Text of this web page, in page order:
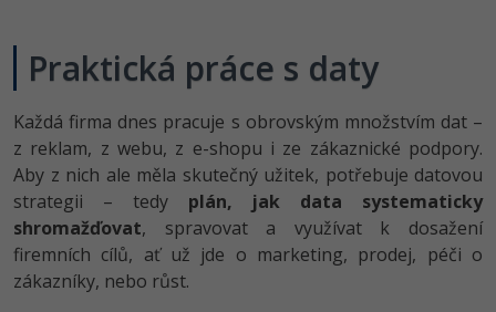
UML a návrhové vzory
React
Spring
ASP.NET MVC
UML a návrhové vzory
MySQL/MariaDB
MS-SQL
Webdesigner
Tester
Systémový administrátor
Grafik / UX/UI návrhář
3D grafik
C++ -80%
Swift -80%
Kotlin -80%
C -80%
VB.NET
SEO -30%
UX
Business
Kryptoměny -25%
Copywriting
Praktická práce s daty
Každá firma dnes pracuje s obrovským množstvím dat –
z reklam, z webu, z e-shopu i ze zákaznické podpory.
Aby z nich ale měla skutečný užitek, potřebuje datovou
strategii – tedy plán, jak data systematicky
shromažďovat, spravovat a využívat k dosažení
firemních cílů, ať už jde o marketing, prodej, péči o
zákazníky, nebo růst.